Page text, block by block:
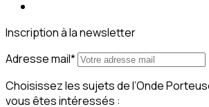
Inscription à la newsletter
Adresse mail*
Choisissez les sujets de l’Onde
vous êtes intéressés :